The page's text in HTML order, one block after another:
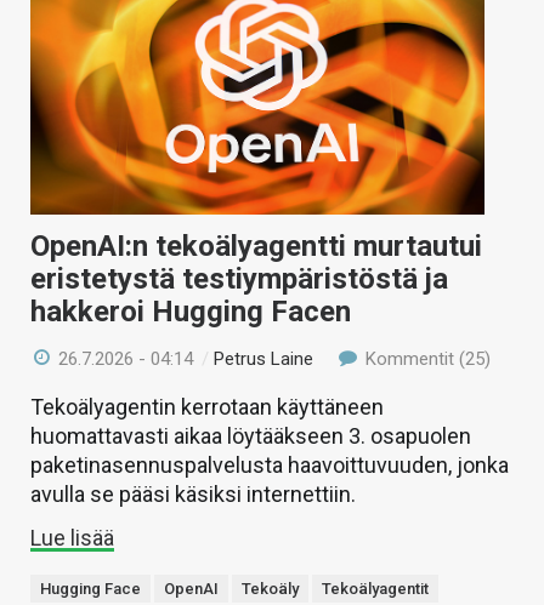
HINTA.FI
KAUPPA
VAIHDA TEEMA
HAKU
OpenAI:n tekoälyagentti murtautui
eristetystä testiympäristöstä ja
hakkeroi Hugging Facen
26.7.2026 - 04:14 /Petrus Laine Kommentit (25)
Tekoälyagentin kerrotaan käyttäneen
huomattavasti aikaa löytääkseen 3. osapuolen
paketinasennuspalvelusta haavoittuvuuden, jonka
avulla se pääsi käsiksi internettiin.
Lue lisää
Hugging Face OpenAI Tekoäly
Tekoälyagentit